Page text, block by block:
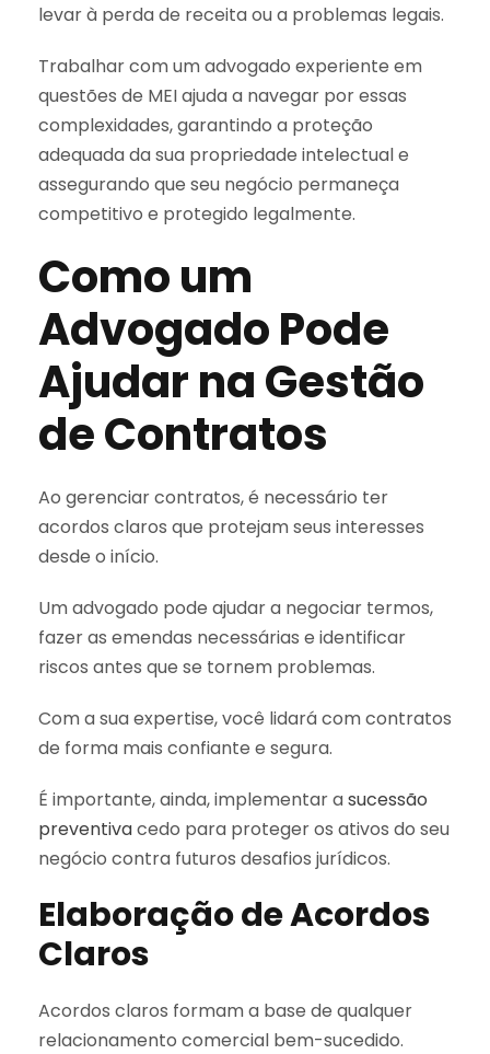
levar à perda de receita ou a problemas legais.
Trabalhar com um advogado experiente em
questões de MEI ajuda a navegar por essas
complexidades, garantindo a proteção
adequada da sua propriedade intelectual e
assegurando que seu negócio permaneça
competitivo e protegido legalmente.
Como um
Advogado Pode
Ajudar na Gestão
de Contratos
Ao gerenciar contratos, é necessário ter
acordos claros que protejam seus interesses
desde o início.
Um advogado pode ajudar a negociar termos,
fazer as emendas necessárias e identificar
riscos antes que se tornem problemas.
Com a sua expertise, você lidará com contratos
de forma mais confiante e segura.
É importante, ainda, implementar asucessão
preventivacedo para proteger os ativos do seu
negócio contra futuros desafios jurídicos.
Elaboração de Acordos
Claros
Acordos claros formam a base de qualquer
relacionamento comercial bem-sucedido.